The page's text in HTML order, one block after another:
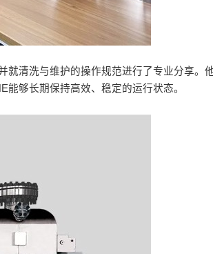
清洗与维护的操作规范进行了专业分享。
够长期保持高效、稳定的运行状态。